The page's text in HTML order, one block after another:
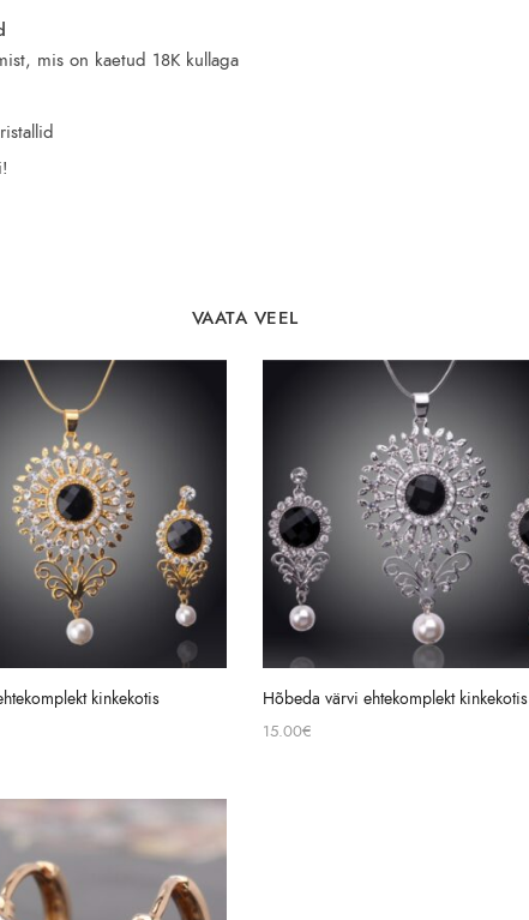
mis on kaetud 18K kullaga
VAATA VEEL
kinkekotis
Hõbeda värvi ehtekomplekt kinkekotis
15.00€